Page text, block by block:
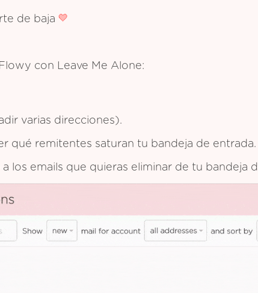
de baja
con Leave Me Alone:
varias direcciones).
qué remitentes saturan tu bandeja de entrada.
los emails que quieras eliminar de tu bandeja